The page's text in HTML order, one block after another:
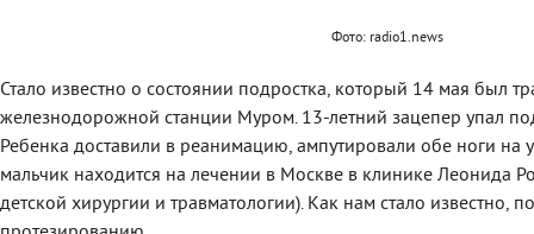
Фото: radio1.news
Стало известно о состоянии подростка, который 14 мая был
железнодорожной станции Муром. 13-летний зацепер упал
Ребенка доставили в реанимацию, ампутировали обе ноги на
мальчик находится на лечении в Москве в клинике Леонида
детской хирургии и травматологии). Как нам стало известно,